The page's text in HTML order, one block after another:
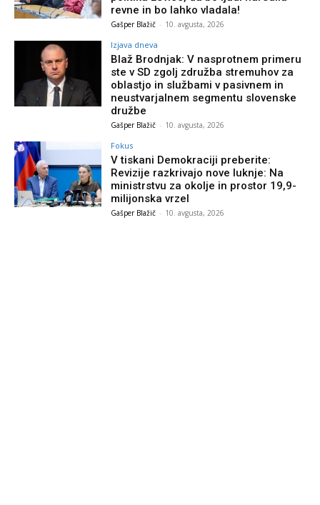
revne in bo lahko vladala!
Gašper Blažič - 10. avgusta, 2026
Izjava dneva
Blaž Brodnjak: V nasprotnem primeru
ste v SD zgolj združba stremuhov za
oblastjo in službami v pasivnem in
neustvarjalnem segmentu slovenske
družbe
Gašper Blažič - 10. avgusta, 2026
Fokus
V tiskani Demokraciji preberite:
Revizije razkrivajo nove luknje: Na
ministrstvu za okolje in prostor 19,9-
milijonska vrzel
Gašper Blažič - 10. avgusta, 2026